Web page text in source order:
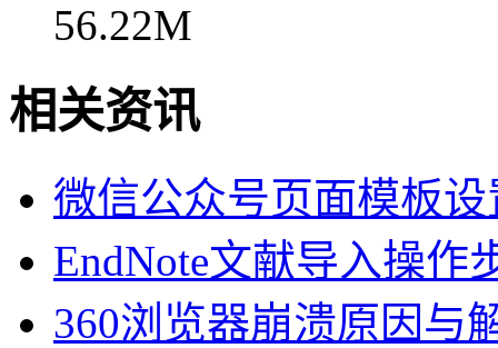
56.22M
相关资讯
微信公众号页面模板
EndNote文献导入操作
360浏览器崩溃原因与